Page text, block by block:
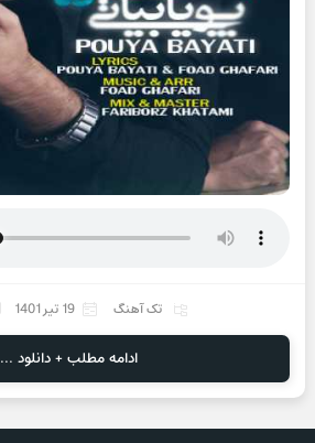
تک آهنگ 19 تیر 1401
ادامه مطلب + دانلود ...